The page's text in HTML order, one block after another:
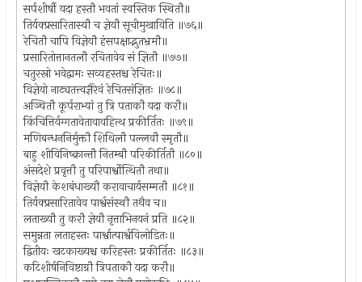
सर्पशीर्षौ यदा हस्तौ भवतां स्वस्तिक स्थितौ॥
तिर्यक्प्रसारितास्यौ च ज्ञेयौ सूचीमुखाविति ॥७६॥
रेचितौ चापि विज्ञेयौ हंसपक्षाद्भुतभ्रमौ॥
प्रसारितोत्तानतलौ रचितावेव सं ज्ञितौ ॥७७॥
चतुरस्रो भवेद्वामः सव्यहस्तश्च रेचितः॥
विज्ञेयो नाट्यतत्त्वज्ञैरेवं रेचितसंज्ञितः ॥७८॥
अञ्चितौ कूर्पराभ्यां तु त्रि पताकौ यदा करौ॥
किंचित्तिर्यग्गतावेतावावहित्थ प्रकीर्तितः ॥७९॥
मणिबन्धननिर्मुक्तौ शिथिलौ पल्लवौ स्मृतौ॥
बाहु शीविनिष्क्रान्तौ नितम्बौ परिकीर्तितौ ॥८०॥
अंसदेशे प्रवृत्तौ तु परिपार्श्वोत्थितौ तथा॥
विज्ञेयौ केशबंधाख्यौ करावाचार्यसम्मतौ ॥८१॥
तिर्यक्प्रसारितावेव पार्श्वसंस्थौ तथैव च॥
लताख्यौ तु करौ ज्ञेयौ नृत्ताभिनयनं प्रति ॥८२॥
समुन्नता लताहस्तः पार्श्वात्पार्श्वविलोडितः॥
द्वितीयः खटकाख्यश्च करिहस्तः प्रकीर्तितः ॥८३॥
कटिशीर्षनिविष्टाग्रौ त्रिपताकौ यदा करौ॥